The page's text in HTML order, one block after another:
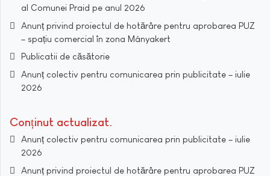
al Comunei Praid pe anul 2026
Anunț privind proiectul de hotărâre pentru aprobarea PUZ
– spațiu comercial în zona Mányakert
Publicatii de căsătorie
Anunț colectiv pentru comunicarea prin publicitate – iulie
2026
Conținut actualizat
Anunț colectiv pentru comunicarea prin publicitate – iulie
2026
Anunț privind proiectul de hotărâre pentru aprobarea PUZ